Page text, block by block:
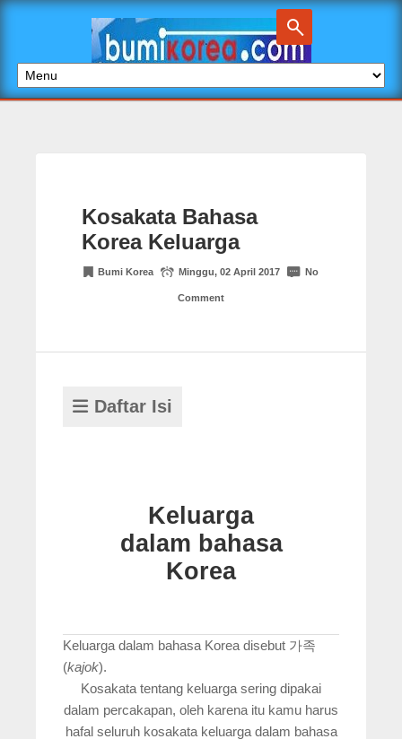
Kosakata Bahasa
Korea Keluarga
Bumi Korea Minggu, 02 April 2017 No
Comment
Daftar Isi
Keluarga
dalam bahasa
Korea
Keluarga dalam bahasa Korea disebut 가족
(kajok).
Kosakata tentang keluarga sering dipakai
dalam percakapan, oleh karena itu kamu harus
hafal seluruh kosakata keluarga dalam bahasa